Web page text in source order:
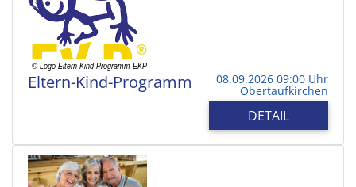
Eltern-Kind-Programm 08.09.2026 09:00 Uhr
Obertaufkirchen
DETAIL